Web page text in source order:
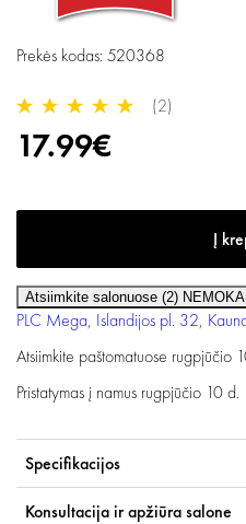
Prekės kodas: 520368
(2)
17.99€
Atsiimkite salonuose (2)
PLC Mega, Islandijos pl. 32,
Atsiimkite paštomatuose rugpjūčio
Pristatymas į namus rugpjūčio 10 d.
Specifikacijos
Konsultacija ir apžiūra salone